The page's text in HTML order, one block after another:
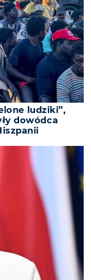
ludziki”,
dowódca